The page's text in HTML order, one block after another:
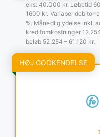
eks: 40.000 kr. Løbetid
1600 kr. Variabel
%. Månedlig ydelse inkl.
kreditomkostninger
beløb 52.254 – 61.120 kr.
HØJ GODKENDELSE